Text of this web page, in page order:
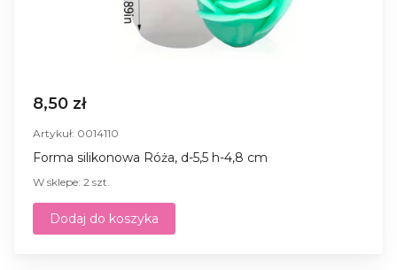
8,50 zł
Artykuł: 0014110
Forma silikonowa Róża, d-5,5 h-4,8 cm
W sklepe: 2 szt.
Dodaj do koszyka